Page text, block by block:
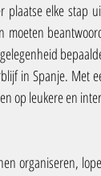
elke stap
moeten
in Spanje. Met
op leukere en
organiseren,